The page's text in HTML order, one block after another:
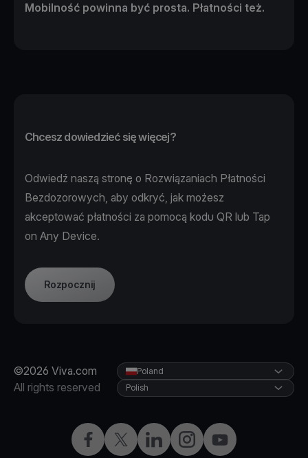
Mobilność powinna być prosta. Płatności też.
Chcesz dowiedzieć się więcej?
Odwiedź naszą stronę o Rozwiązaniach Płatności
Bezdozorowych, aby odkryć, jak możesz
akceptować płatności za pomocą kodu QR lub Tap
on Any Device.
Rozpocznij
©2026 Viva.com
All rights reserved
Facebook
X LinkedInInstagramYouTube
Poland
Polish